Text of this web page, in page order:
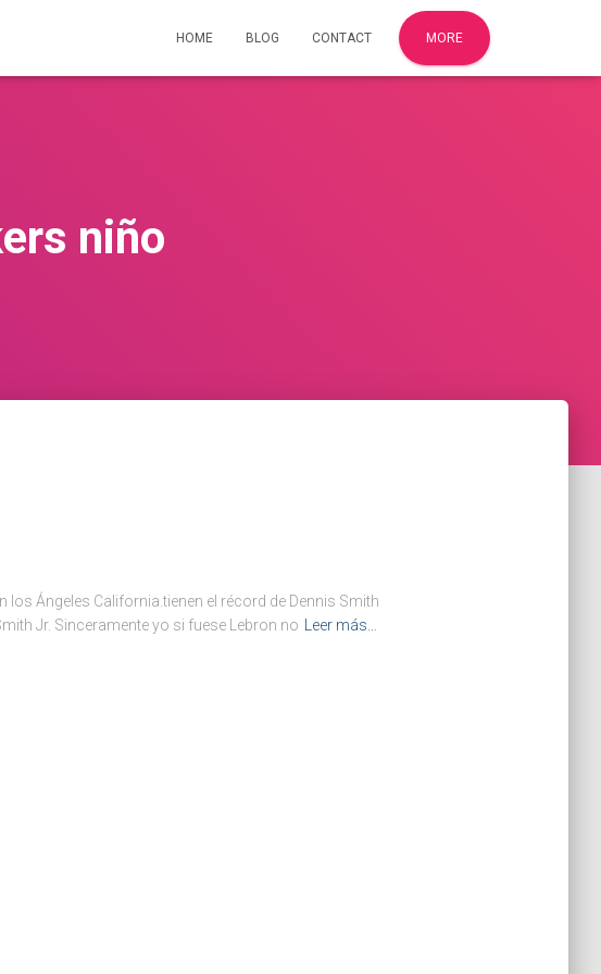
HOME BLOG CONTACT MORE
niño
Ángeles California.tienen el récord de Dennis Smith
Jr. Sinceramente yo si fuese Lebron no
Leer más…